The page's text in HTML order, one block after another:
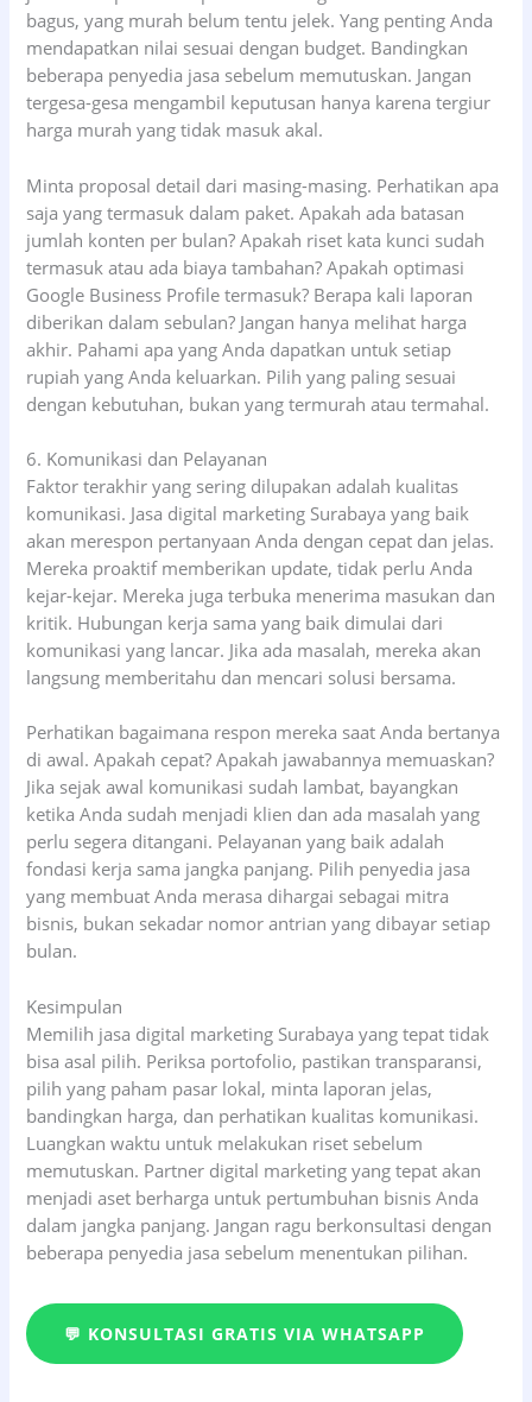
bagus, yang murah belum tentu jelek. Yang penting Anda
mendapatkan nilai sesuai dengan budget. Bandingkan
beberapa penyedia jasa sebelum memutuskan. Jangan
tergesa-gesa mengambil keputusan hanya karena tergiur
harga murah yang tidak masuk akal.
Minta proposal detail dari masing-masing. Perhatikan apa
saja yang termasuk dalam paket. Apakah ada batasan
jumlah konten per bulan? Apakah riset kata kunci sudah
termasuk atau ada biaya tambahan? Apakah optimasi
Google Business Profile termasuk? Berapa kali laporan
diberikan dalam sebulan? Jangan hanya melihat harga
akhir. Pahami apa yang Anda dapatkan untuk setiap
rupiah yang Anda keluarkan. Pilih yang paling sesuai
dengan kebutuhan, bukan yang termurah atau termahal.
6. Komunikasi dan Pelayanan
Faktor terakhir yang sering dilupakan adalah kualitas
komunikasi. Jasa digital marketing Surabaya yang baik
akan merespon pertanyaan Anda dengan cepat dan jelas.
Mereka proaktif memberikan update, tidak perlu Anda
kejar-kejar. Mereka juga terbuka menerima masukan dan
kritik. Hubungan kerja sama yang baik dimulai dari
komunikasi yang lancar. Jika ada masalah, mereka akan
langsung memberitahu dan mencari solusi bersama.
Perhatikan bagaimana respon mereka saat Anda bertanya
di awal. Apakah cepat? Apakah jawabannya memuaskan?
Jika sejak awal komunikasi sudah lambat, bayangkan
ketika Anda sudah menjadi klien dan ada masalah yang
perlu segera ditangani. Pelayanan yang baik adalah
fondasi kerja sama jangka panjang. Pilih penyedia jasa
yang membuat Anda merasa dihargai sebagai mitra
bisnis, bukan sekadar nomor antrian yang dibayar setiap
bulan.
Kesimpulan
Memilih jasa digital marketing Surabaya yang tepat tidak
bisa asal pilih. Periksa portofolio, pastikan transparansi,
pilih yang paham pasar lokal, minta laporan jelas,
bandingkan harga, dan perhatikan kualitas komunikasi.
Luangkan waktu untuk melakukan riset sebelum
memutuskan. Partner digital marketing yang tepat akan
menjadi aset berharga untuk pertumbuhan bisnis Anda
dalam jangka panjang. Jangan ragu berkonsultasi dengan
beberapa penyedia jasa sebelum menentukan pilihan.
💬 KONSULTASI GRATIS VIA WHATSAPP